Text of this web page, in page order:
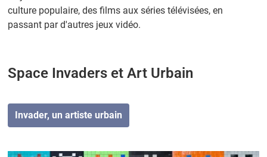
culture populaire, des films aux séries télévisées, en
passant par d'autres jeux vidéo.
Space Invaders et Art Urbain
Invader, un artiste urbain